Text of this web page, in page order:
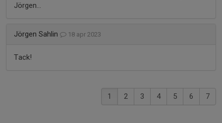
Jörgen…
Jörgen Sahlin 18 apr 2023
Tack!
1 2 3 4 5 6 7